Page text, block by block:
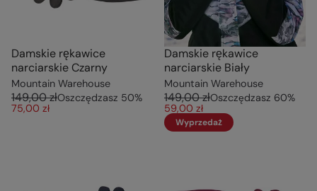
Damskie rękawice
narciarskie Czarny
Mountain Warehouse
149,00 złOszczędzasz 50%
75,00 zł
Damskie rękawice
narciarskie Biały
Mountain Warehouse
149,00 złOszczędzasz 60%
59,00 zł
Wyprzedaż